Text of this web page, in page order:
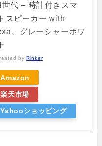
世代 – 時計付きスマ
スピーカー with
、グレーシャーホワ
by Rinker
Amazon
楽天市場
Yahooショッピング